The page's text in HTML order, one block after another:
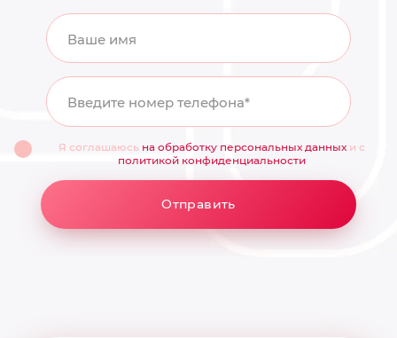
Ваше имя
Введите номер телефона*
Я соглашаюсь на обработку персональных данных и с
политикой конфиденциальности
Отправить